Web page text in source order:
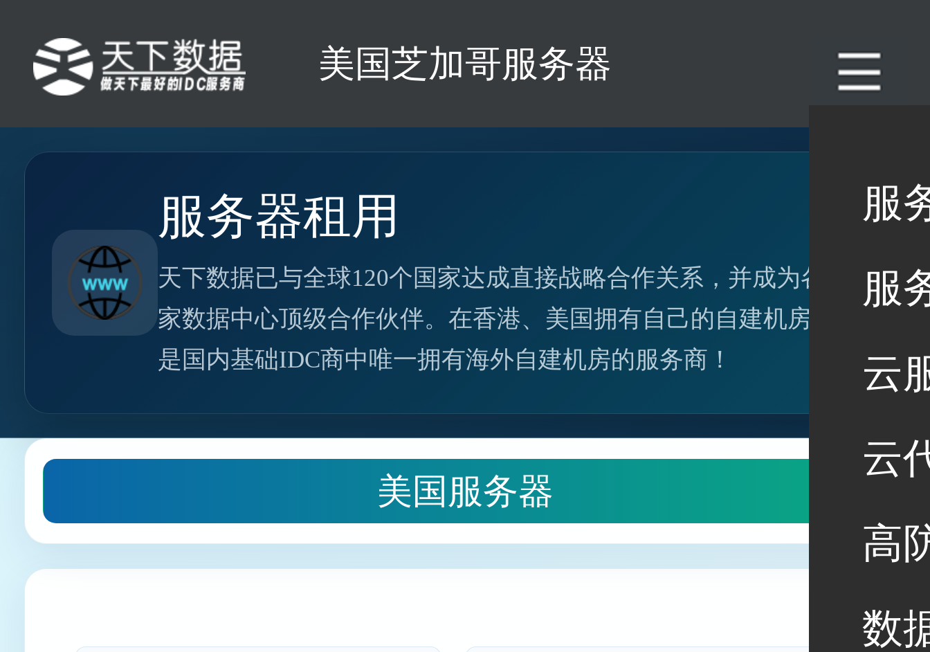
美国芝加哥服务器
服
服
云
云
高
数
服务器租用
天下数据已与全球120个国家达成直接战略合作关系，并成为各个国
家数据中心顶级合作伙伴。在香港、美国拥有自己的自建机房，也
是国内基础IDC商中唯一拥有海外自建机房的服务商！
美国服务器